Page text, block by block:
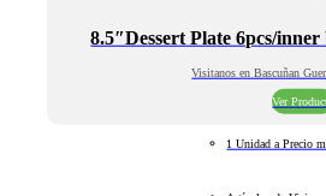
8.5″Dessert Plate 6pcs/
Visitanos en Bascuñan
Ver
1 Unidad a Precio